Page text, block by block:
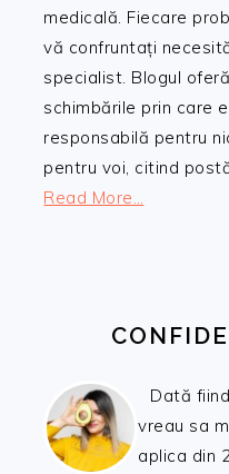
medicală. Fiecare
vă confruntați
specialist. Blogul
schimbările prin care
responsabilă pentru
pentru voi, citind
Read More…
Dată
vreau sa
aplica din